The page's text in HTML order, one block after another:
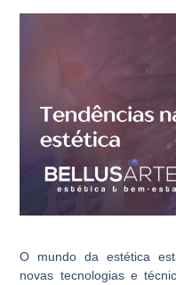
O mundo da estética
novas tecnologias e